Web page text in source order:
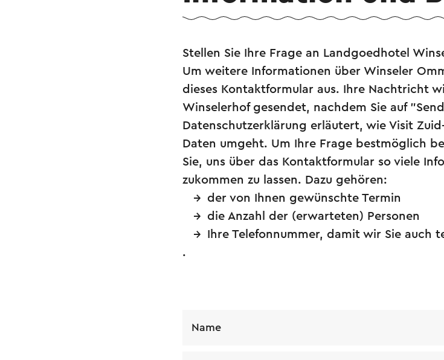
Stellen Sie Ihre Frage an Landgoedhotel
Um weitere Informationen über Winseler
dieses Kontaktformular aus. Ihre Nachtricht
Winselerhof gesendet, nachdem Sie auf
Datenschutzerklärung erläutert, wie Visit
Daten umgeht. Um Ihre Frage bestmöglich
Sie, uns über das Kontaktformular so viele
zukommen zu lassen. Dazu gehören:
der von Ihnen gewünschte Termin
die Anzahl der (erwarteten) Personen
Ihre Telefonnummer, damit wir Sie auch
.
Name